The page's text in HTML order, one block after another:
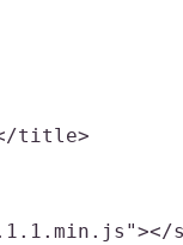
title>